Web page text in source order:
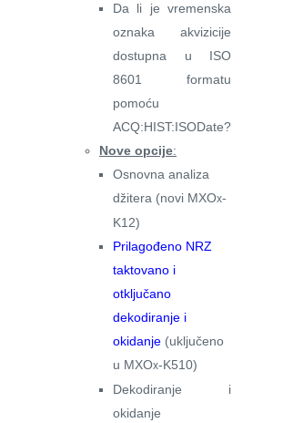
Da li je vremenska
oznaka akvizicije
dostupna u ISO
8601 formatu
pomoću
ACQ:HIST:ISODate?
Nove opcije:
Osnovna analiza
džitera (novi MXOx-
K12)
Prilagođeno NRZ
taktovano i
otključano
dekodiranje i
okidanje (uključeno
u MXOx-K510)
Dekodiranje i
okidanje